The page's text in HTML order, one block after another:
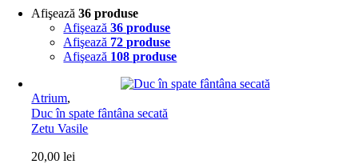
Afişează36 produse
Afişează36 produse
Afişează 72 produse
Afişează 108 produse
Atrium,
Duc în spate fântâna secată
Zetu Vasile
20,00lei